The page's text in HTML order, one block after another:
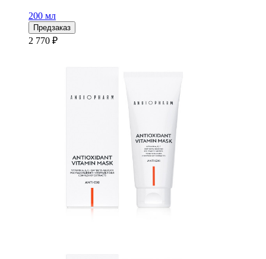
200 мл
Предзаказ
2 770 ₽